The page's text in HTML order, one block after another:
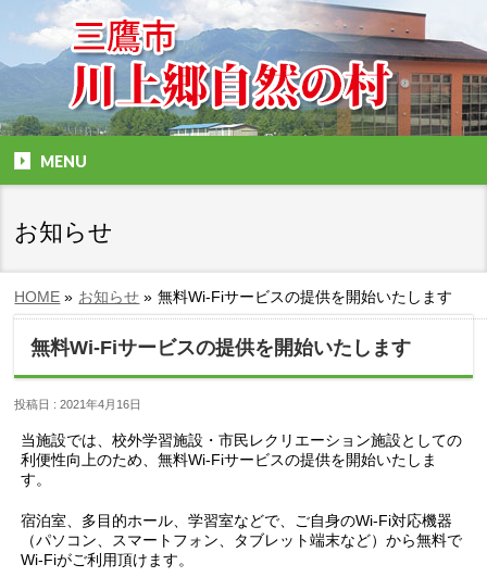
MENU
お知らせ
HOME » お知らせ » 無料Wi-Fiサービスの提供を開始いたします
無料Wi-Fiサービスの提供を開始いたします
投稿日 : 2021年4月16日
当施設では、校外学習施設・市民レクリエーション施設としての
利便性向上のため、無料Wi-Fiサービスの提供を開始いたしま
す。
宿泊室、多目的ホール、学習室などで、ご自身のWi-Fi対応機器
（パソコン、スマートフォン、タブレット端末など）から無料で
Wi-Fiがご利用頂けます。